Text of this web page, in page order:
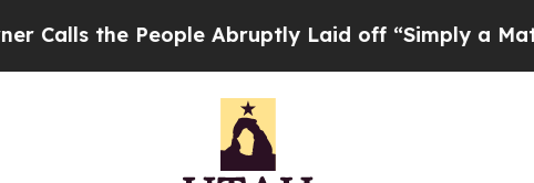
People Abruptly Laid off “Simply a Math Problem